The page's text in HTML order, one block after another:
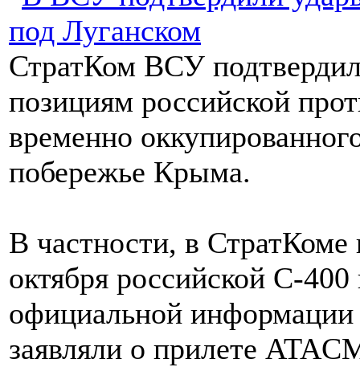
СтратКом ВСУ
позициям российской
временно
побережье Крыма.
В частности, в
октября российской С-
официальной информации
заявляли о прилете